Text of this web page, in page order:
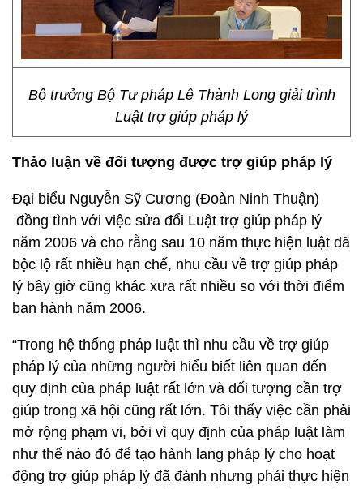
Bộ trưởng Bộ Tư pháp Lê Thành Long giải trình
Luật trợ giúp pháp lý
Thảo luận về đối tượng được trợ giúp pháp lý
Đại biểu Nguyễn Sỹ Cương (Đoàn Ninh Thuận)
đồng tình với việc sửa đổi Luật trợ giúp pháp lý
năm 2006 và cho rằng sau 10 năm thực hiện luật đã
bộc lộ rất nhiều hạn chế, nhu cầu về trợ giúp pháp
lý bây giờ cũng khác xưa rất nhiều so với thời điểm
ban hành năm 2006.
“Trong hệ thống pháp luật thì nhu cầu về trợ giúp
pháp lý của những người hiểu biết liên quan đến
quy định của pháp luật rất lớn và đối tượng cần trợ
giúp trong xã hội cũng rất lớn. Tôi thấy việc cần phải
mở rộng phạm vi, bởi vì quy định của pháp luật làm
như thế nào đó để tạo hành lang pháp lý cho hoạt
động trợ giúp pháp lý đã đành nhưng phải thực hiện